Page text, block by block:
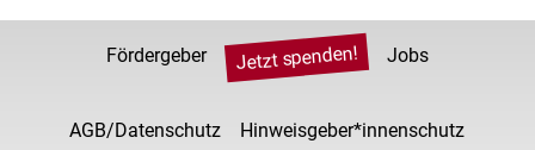
Fördergeber Jetzt spenden! Jobs
AGB/Datenschutz Hinweisgeber*innenschutz